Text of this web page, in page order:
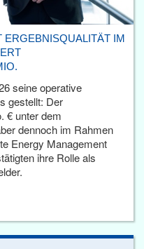
IM
seine operative
gestellt: Der
€ unter dem
dennoch im Rahmen
Energy Management
ihre Rolle als